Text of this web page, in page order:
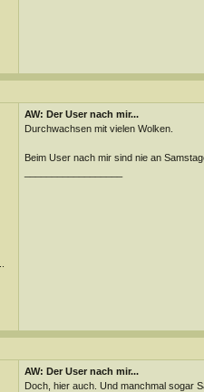
AW: Der User nach mir...
Durchwachsen mit vielen Wolken.
Beim User nach mir sind nie an
AW: Der User nach mir...
Doch, hier auch. Und manchmal sogar